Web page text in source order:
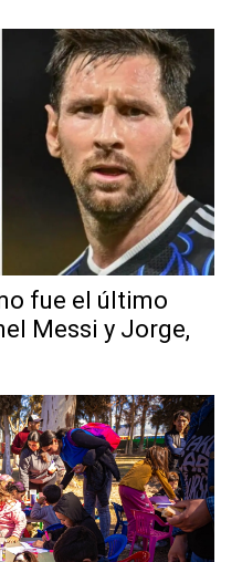
fue el último
Messi y Jorge,